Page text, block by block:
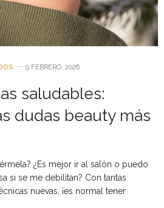
9 FEBRERO, 2026
saludables:
dudas beauty más
¿Es mejor ir al salón o puedo
si se me debilitan? Con tantas
nuevas, ¡es normal tener